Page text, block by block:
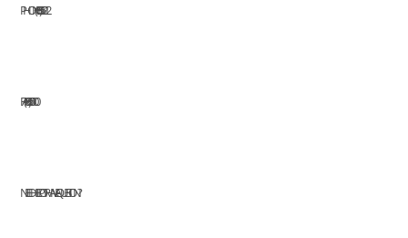
PHONE: (+63) 555 1212
FAX: (+63) 555 0100
NEED HELP OR HAVE A QUESTION?